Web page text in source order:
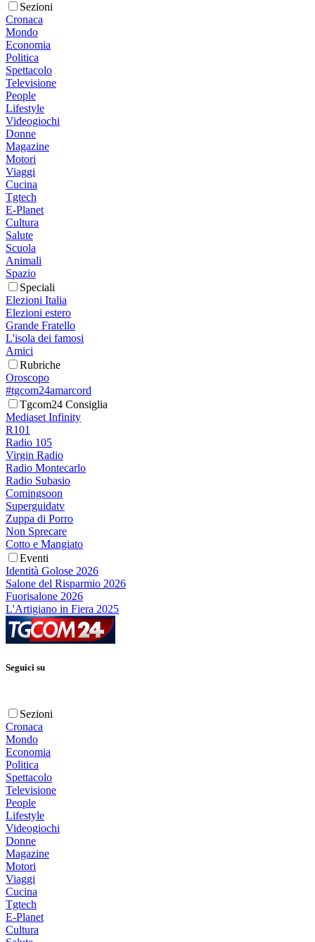
Sezioni
Cronaca
Mondo
Economia
Politica
Spettacolo
Televisione
People
Lifestyle
Videogiochi
Donne
Magazine
Motori
Viaggi
Cucina
Tgtech
E-Planet
Cultura
Salute
Scuola
Animali
Spazio
Speciali
Elezioni Italia
Elezioni estero
Grande Fratello
L'isola dei famosi
Amici
Rubriche
Oroscopo
#tgcom24amarcord
Tgcom24 Consiglia
Mediaset Infinity
R101
Radio 105
Virgin Radio
Radio Montecarlo
Radio Subasio
Comingsoon
Superguidatv
Zuppa di Porro
Non Sprecare
Cotto e Mangiato
Eventi
Identità Golose 2026
Salone del Risparmio 2026
Fuorisalone 2026
L'Artigiano in Fiera 2025
Seguici su
Sezioni
Cronaca
Mondo
Economia
Politica
Spettacolo
Televisione
People
Lifestyle
Videogiochi
Donne
Magazine
Motori
Viaggi
Cucina
Tgtech
E-Planet
Cultura